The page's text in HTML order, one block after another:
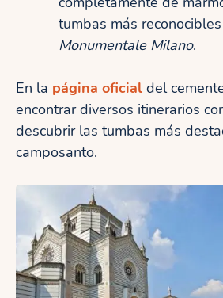
tumbas más
Monumentale Milano.
En la página oficial del
encontrar diversos itinerarios
descubrir las tumbas más
camposanto.